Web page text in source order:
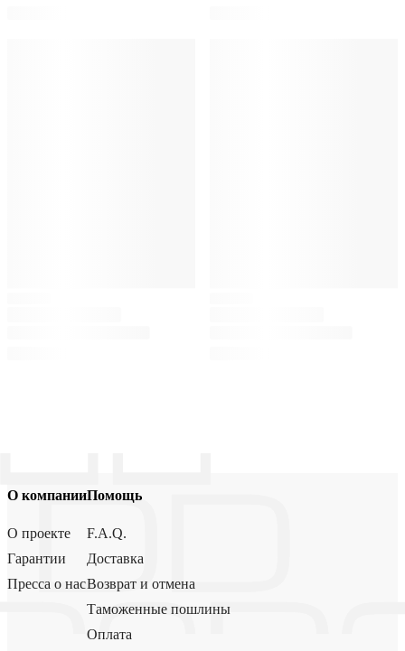
О компании
О проекте
Гарантии
Пресса о нас
Помощь
F.A.Q.
Доставка
Возврат и отмена
Таможенные пошлины
Оплата